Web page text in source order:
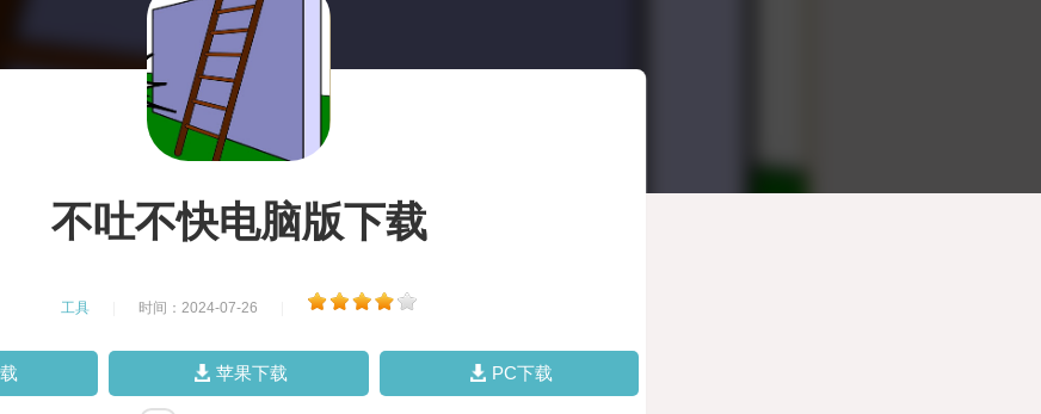
不吐不快电脑版下载
工具 时间：2024-07-26
苹果下载 PC下载